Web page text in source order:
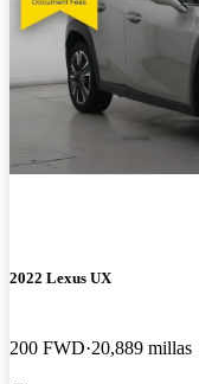
2022 Lexus UX
200 FWD 20,889 millas